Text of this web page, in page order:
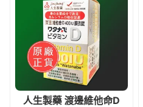
人生製藥 渡邊維他命D